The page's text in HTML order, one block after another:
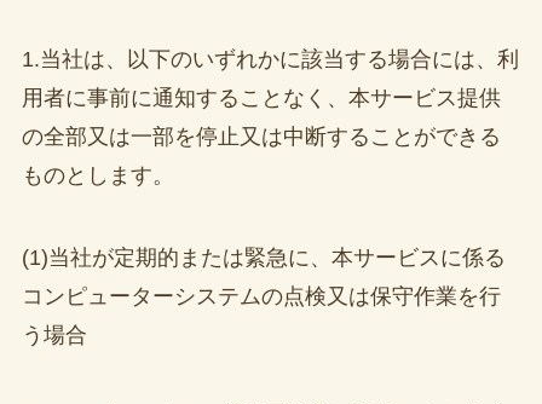
1.当社は、以下のいずれかに該当する場合には、利
用者に事前に通知することなく、本サービス提供
の全部又は一部を停止又は中断することができる
ものとします。
(1)当社が定期的または緊急に、本サービスに係る
コンピューターシステムの点検又は保守作業を行
う場合